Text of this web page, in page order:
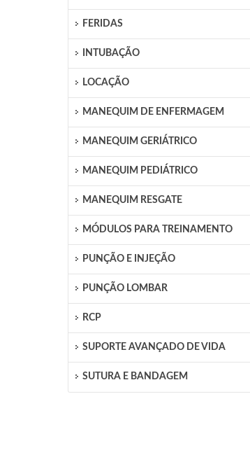
FERIDAS
INTUBAÇÃO
LOCAÇÃO
MANEQUIM DE ENFERMAGEM
MANEQUIM GERIÁTRICO
MANEQUIM PEDIÁTRICO
MANEQUIM RESGATE
MÓDULOS PARA TREINAMENTO
PUNÇÃO E INJEÇÃO
PUNÇÃO LOMBAR
RCP
SUPORTE AVANÇADO DE VIDA
SUTURA E BANDAGEM